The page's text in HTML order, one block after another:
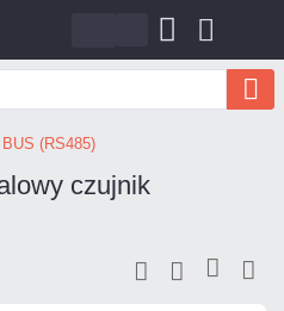
(RS485)
czujnik